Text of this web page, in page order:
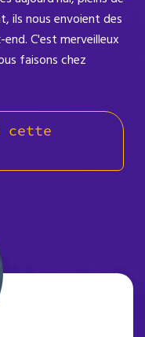
ils nous envoient des
C'est merveilleux
faisons chez
cette